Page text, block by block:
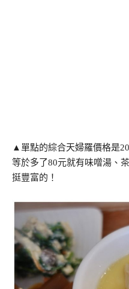
▲單點的綜合天婦羅價格是
等於多了80元就有味噌湯、
挺豐富的！